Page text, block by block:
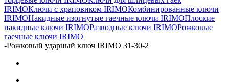
IRIMOКлючи с храповиком IRIMOКомбинированные ключи
IRIMOНакидные изогнутые гаечные ключи IRIMOПлоские
накидные ключи IRIMOРазводные ключи IRIMOРожковые
гаечные ключи IRIMO
-Рожковый ударный ключ IRIMO 31-30-2